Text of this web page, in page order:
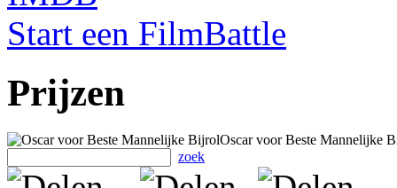
Start een FilmBattle
Prijzen
Oscar voor Beste Mannelijke
zoek